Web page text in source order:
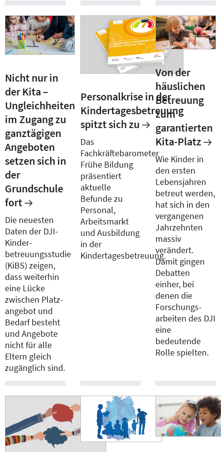
Nicht nur in
der Kita –
Ungleichheiten
im Zugang zu
ganztägigen
Angeboten
setzen sich in
der
Grundschule
fort
Die neuesten
Daten der DJI-
Kinder­
betreuungsstudie
(KiBS) zeigen,
dass weiterhin
eine Lücke
zwischen Platz­
angebot und
Bedarf besteht
und Angebote
nicht für alle
Eltern gleich
zugänglich sind.
Personalkrise in der
Kindertagesbetreuung
spitzt sich zu
Das
Fachkräftebarometer
Frühe Bildung
präsentiert
aktuelle
Befunde zu
Personal,
Arbeitsmarkt
und Ausbildung
in der
Kindertagesbetreuung.
Von der
häuslichen
Betreuung
zum
garantierten
Kita-Platz
Wie Kinder in
den ersten
Lebensjahren
betreut werden,
hat sich in den
vergangenen
Jahrzehnten
massiv
verändert.
Damit gingen
Debatten
einher, bei
denen die
Forschungs­
arbeiten des DJI
eine
bedeutende
Rolle spielten.